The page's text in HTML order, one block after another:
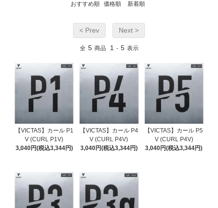
おすすめ順 価格順 新着順
< Prev Next >
全 5 商品 1 - 5 表示
【VICTAS】カール P1
V (CURL P1V)
3,040円(税込3,344円)
【VICTAS】カール P4
V (CURL P4V)
3,040円(税込3,344円)
【VICTAS】カール P5
V (CURL P4V)
3,040円(税込3,344円)